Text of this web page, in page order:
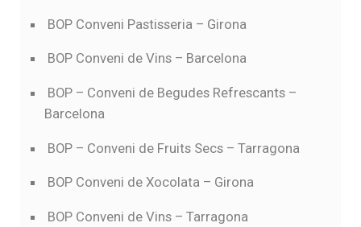
BOP Conveni Pastisseria – Girona
BOP Conveni de Vins – Barcelona
BOP – Conveni de Begudes Refrescants –
Barcelona
BOP – Conveni de Fruits Secs – Tarragona
BOP Conveni de Xocolata – Girona
BOP Conveni de Vins – Tarragona